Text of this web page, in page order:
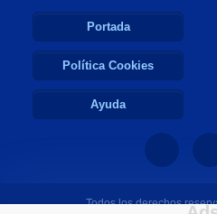
Portada
Política Cookies
Ayuda
Todos los derechos